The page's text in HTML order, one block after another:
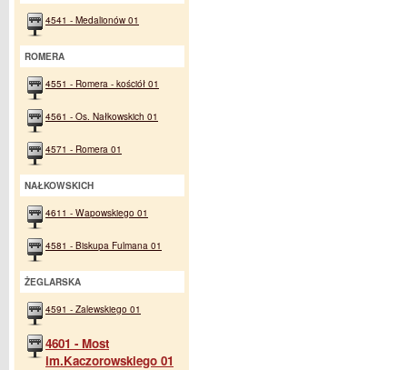
4541 - Medalionów 01
ROMERA
4551 - Romera - kościół 01
4561 - Os. Nałkowskich 01
4571 - Romera 01
NAŁKOWSKICH
4611 - Wapowskiego 01
4581 - Biskupa Fulmana 01
ŻEGLARSKA
4591 - Zalewskiego 01
4601 - Most
im.Kaczorowskiego 01